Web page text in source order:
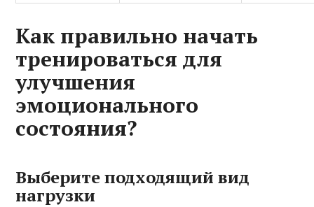
Как правильно начать
тренироваться для
улучшения
эмоционального
состояния?
Выберите подходящий вид
нагрузки